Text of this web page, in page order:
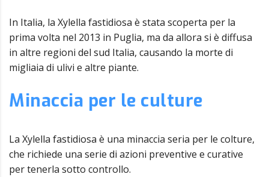
In Italia, la Xylella fastidiosa è stata scoperta per la
prima volta nel 2013 in Puglia, ma da allora si è diffusa
in altre regioni del sud Italia, causando la morte di
migliaia di ulivi e altre piante.
Minaccia per le culture
La Xylella fastidiosa è una minaccia seria per le colture,
che richiede una serie di azioni preventive e curative
per tenerla sotto controllo.